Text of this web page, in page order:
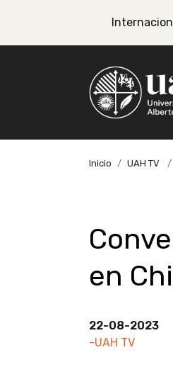
Inicio UAH TV
en
22-08-2023
-UAH TV